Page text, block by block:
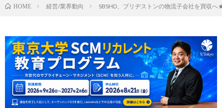
HOME 経営/業界動向 SBSHD、ブリヂストンの物流子会社を買収